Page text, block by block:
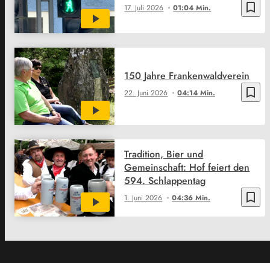
bookmark_border
17. Juli 2026 01:04 Min.
bookmark_border
22. Juni 2026 04:14 Min.
150 Jahre Frankenwaldverein
bookmark_border
1. Juni 2026 04:36 Min.
Tradition, Bier und
Gemeinschaft: Hof feiert den
594. Schlappentag